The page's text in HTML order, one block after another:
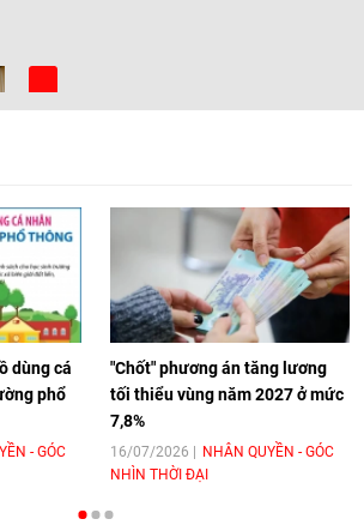
[Video] Trẻ em Đông Á cùng kiến tạo
[Video] Âm nhạc flamenco gắn kết văn
hoá Việt Nam - Tây Ban Nha
[Video] Trao tặng Kỷ niệm chương "Vì
hòa bình, hữu nghị giữa các dân tộc"
cho Đại sứ Hungary tại Việt Nam
dùng cá
phổ
- GÓC
"Chốt" phương án tăng lương
tối thiểu vùng năm 2027 ở mức
7,8%
16/07/2026
NHÂN QUYỀN - GÓC
NHÌN THỜI ĐẠI